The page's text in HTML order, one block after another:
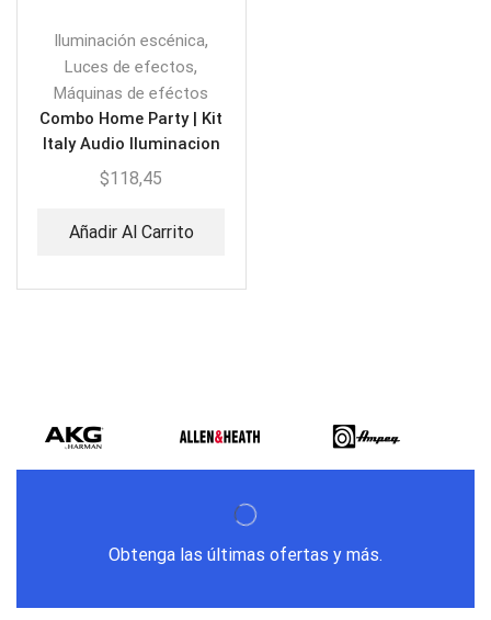
Iluminación escénica,
Luces de efectos,
Máquinas de eféctos
Combo Home Party | Kit
Italy Audio Iluminacion
$118,45
Añadir Al Carrito
Obtenga las últimas ofertas y más.